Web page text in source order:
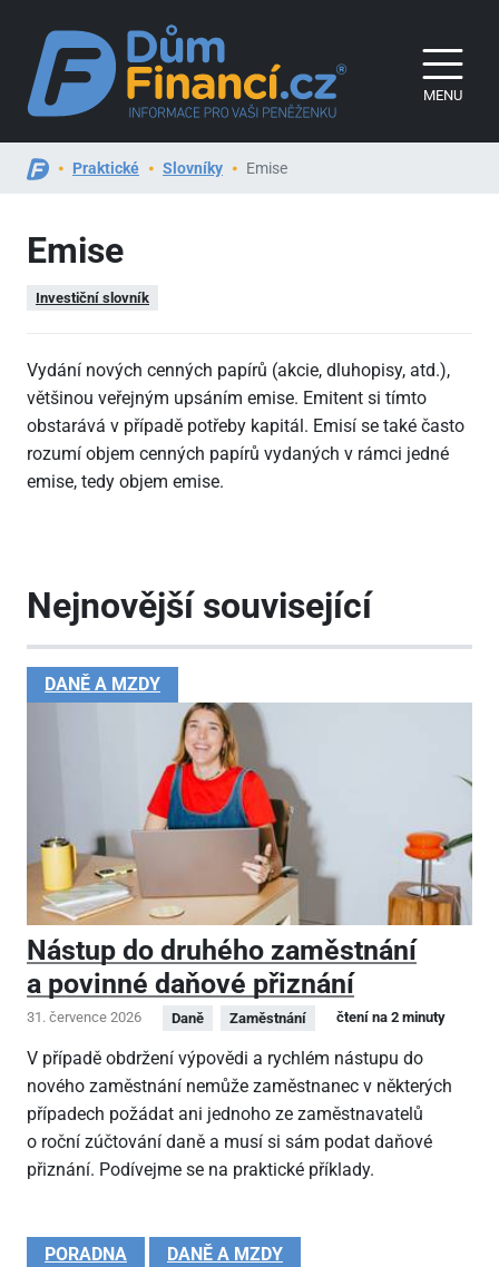
MENU
Praktické Slovníky Emise
Emise
Investiční slovník
Vydání nových cenných papírů (akcie, dluhopisy, atd.),
většinou veřejným upsáním emise. Emitent si tímto
obstarává v případě potřeby kapitál. Emisí se také často
rozumí objem cenných papírů vydaných v rámci jedné
emise, tedy objem emise.
Nejnovější související
DANĚ A MZDY
Nástup do druhého zaměstnání
a povinné daňové přiznání
31. července 2026 Daně Zaměstnání čtení na 2 minuty
V případě obdržení výpovědi a rychlém nástupu do
nového zaměstnání nemůže zaměstnanec v některých
případech požádat ani jednoho ze zaměstnavatelů
o roční zúčtování daně a musí si sám podat daňové
přiznání. Podívejme se na praktické příklady.
PORADNA DANĚ A MZDY